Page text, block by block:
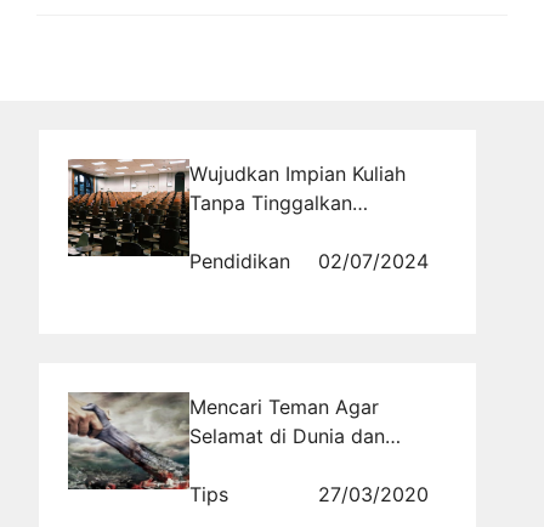
Wujudkan Impian Kuliah
Tanpa Tinggalkan
University
Pendidikan 02/07/2024
Mencari Teman Agar
Selamat di Dunia dan
Tips
27/03/2020